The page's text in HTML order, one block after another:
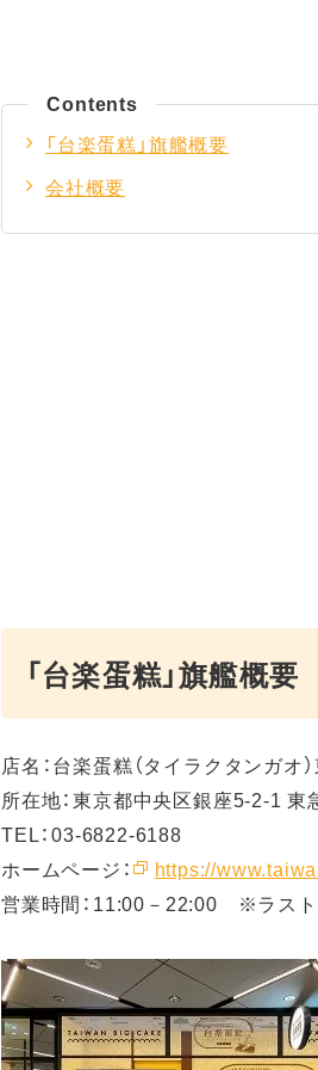
Contents
「台楽蛋糕」旗艦概要
会社概要
「台楽蛋糕」旗艦概要
店名：台楽蛋糕（タイラクタンガオ
所在地：東京都中央区銀座5-2-1
TEL：03-6822-6188
ホームページ：
https://
営業時間：11:00－22:00 ※ラスト